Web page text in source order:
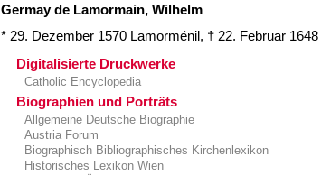
Germay de Lamormain, Wilhelm
* 29. Dezember 1570 Lamorménil, † 22. Februar 1648
Digitalisierte Druckwerke
Catholic Encyclopedia
Biographien und Porträts
Allgemeine Deutsche Biographie
Austria Forum
Biographisch Bibliographisches Kirchenlexikon
Historisches Lexikon Wien